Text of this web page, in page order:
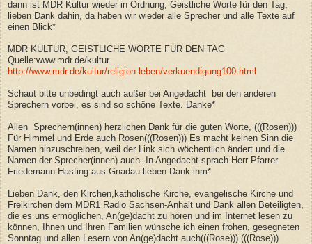
dann ist MDR Kultur wieder in Ordnung, Geistliche Worte für den Tag,
lieben Dank dahin, da haben wir wieder alle Sprecher und alle Texte auf
einen Blick*
MDR KULTUR, GEISTLICHE WORTE FÜR DEN TAG
Quelle:www.mdr.de/kultur
http://www.mdr.de/kultur/religion-leben/verkuendigung100.html
Schaut bitte unbedingt auch außer bei Angedacht bei den anderen
Sprechern vorbei, es sind so schöne Texte. Danke*
Allen Sprechern(innen) herzlichen Dank für die guten Worte, (((Rosen)))
Für Himmel und Erde auch Rosen(((Rosen))) Es macht keinen Sinn die
Namen hinzuschreiben, weil der Link sich wöchentlich ändert und die
Namen der Sprecher(innen) auch. In Angedacht sprach Herr Pfarrer
Friedemann Hasting aus Gnadau lieben Dank ihm*
Lieben Dank, den Kirchen,katholische Kirche, evangelische Kirche und
Freikirchen dem MDR1 Radio Sachsen-Anhalt und Dank allen Beteiligten,
die es uns ermöglichen, An(ge)dacht zu hören und im Internet lesen zu
können, Ihnen und Ihren Familien wünsche ich einen frohen, gesegneten
Sonntag und allen Lesern von An(ge)dacht auch(((Rose))) (((Rose)))